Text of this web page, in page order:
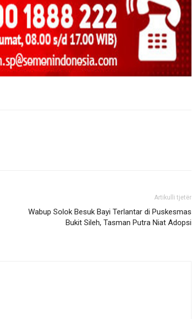
Artikulli tjetër
Wabup Solok Besuk Bayi Terlantar di Puskesmas
Bukit Sileh, Tasman Putra Niat Adopsi